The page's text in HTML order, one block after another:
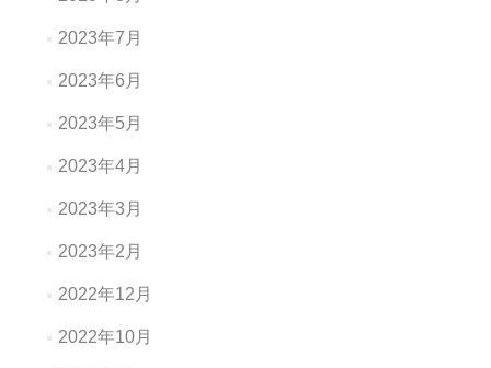
2023年7月
2023年6月
2023年5月
2023年4月
2023年3月
2023年2月
2022年12月
2022年10月